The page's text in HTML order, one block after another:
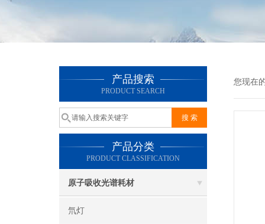
产品搜索
PRODUCT SEARCH
产品分类
PRODUCT CLASSIFICATION
原子吸收光谱耗材
氘灯
您现在